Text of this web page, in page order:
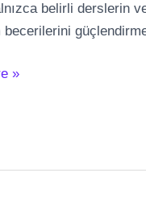
belirli derslerin
»